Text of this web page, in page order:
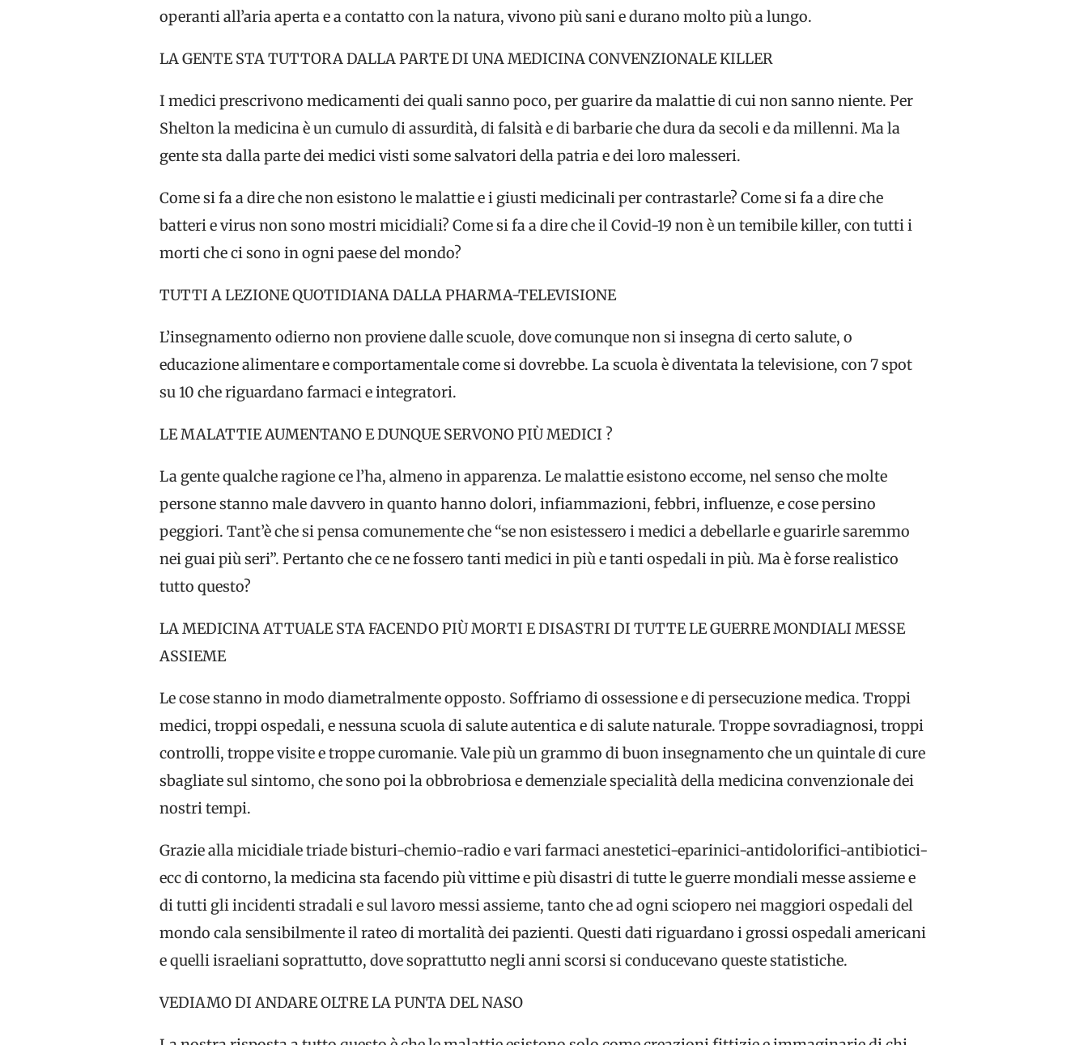
operanti all’aria aperta e a contatto con la natura, vivono più sani e durano molto più a lungo.
LA GENTE STA TUTTORA DALLA PARTE DI UNA MEDICINA CONVENZIONALE KILLER
I medici prescrivono medicamenti dei quali sanno poco, per guarire da malattie di cui non sanno niente. Per
Shelton la medicina è un cumulo di assurdità, di falsità e di barbarie che dura da secoli e da millenni. Ma la
gente sta dalla parte dei medici visti some salvatori della patria e dei loro malesseri.
Come si fa a dire che non esistono le malattie e i giusti medicinali per contrastarle? Come si fa a dire che
batteri e virus non sono mostri micidiali? Come si fa a dire che il Covid-19 non è un temibile killer, con tutti i
morti che ci sono in ogni paese del mondo?
TUTTI A LEZIONE QUOTIDIANA DALLA PHARMA-TELEVISIONE
L’insegnamento odierno non proviene dalle scuole, dove comunque non si insegna di certo salute, o
educazione alimentare e comportamentale come si dovrebbe. La scuola è diventata la televisione, con 7 spot
su 10 che riguardano farmaci e integratori.
LE MALATTIE AUMENTANO E DUNQUE SERVONO PIÙ MEDICI ?
La gente qualche ragione ce l’ha, almeno in apparenza. Le malattie esistono eccome, nel senso che molte
persone stanno male davvero in quanto hanno dolori, infiammazioni, febbri, influenze, e cose persino
peggiori. Tant’è che si pensa comunemente che “se non esistessero i medici a debellarle e guarirle saremmo
nei guai più seri”. Pertanto che ce ne fossero tanti medici in più e tanti ospedali in più. Ma è forse realistico
tutto questo?
LA MEDICINA ATTUALE STA FACENDO PIÙ MORTI E DISASTRI DI TUTTE LE GUERRE MONDIALI MESSE
ASSIEME
Le cose stanno in modo diametralmente opposto. Soffriamo di ossessione e di persecuzione medica. Troppi
medici, troppi ospedali, e nessuna scuola di salute autentica e di salute naturale. Troppe sovradiagnosi, troppi
controlli, troppe visite e troppe curomanie. Vale più un grammo di buon insegnamento che un quintale di cure
sbagliate sul sintomo, che sono poi la obbrobriosa e demenziale specialità della medicina convenzionale dei
nostri tempi.
Grazie alla micidiale triade bisturi-chemio-radio e vari farmaci anestetici-eparinici-antidolorifici-antibiotici-
ecc di contorno, la medicina sta facendo più vittime e più disastri di tutte le guerre mondiali messe assieme e
di tutti gli incidenti stradali e sul lavoro messi assieme, tanto che ad ogni sciopero nei maggiori ospedali del
mondo cala sensibilmente il rateo di mortalità dei pazienti. Questi dati riguardano i grossi ospedali americani
e quelli israeliani soprattutto, dove soprattutto negli anni scorsi si conducevano queste statistiche.
VEDIAMO DI ANDARE OLTRE LA PUNTA DEL NASO